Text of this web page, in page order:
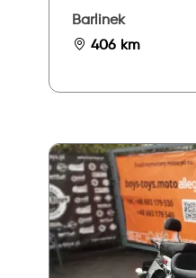
Barlinek
406 km